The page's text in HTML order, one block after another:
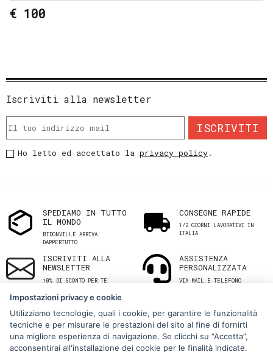
€ 100
Iscriviti alla newsletter
ISCRIVITI
Ho letto ed accettato laprivacy policy.
SPEDIAMO IN TUTTO
IL MONDO
BIDONVILLE ARRIVA
DAPPERTUTTO
CONSEGNE RAPIDE
1/2 GIORNI LAVORATIVI IN
ITALIA
ISCRIVITI ALLA
NEWSLETTER
10% DI SCONTO PER TE
ASSISTENZA
PERSONALIZZATA
VIA MAIL E TELEFONO
Impostazioni privacy e cookie
Utilizziamo tecnologie, quali i cookie, per garantire le funzionalità
tecniche e per misurare le prestazioni del sito al fine di fornirti
una migliore esperienza di navigazione. Se clicchi su “Accetta”,
acconsentirai all'installazione dei cookie per le finalità indicate.